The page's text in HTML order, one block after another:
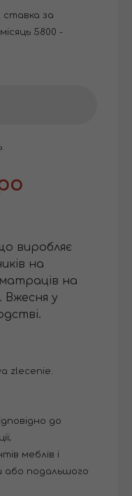
ставка за
5800 -
виробляє
на
на
Вжесня у
zlecenie.
до
меблів і
або подальшого